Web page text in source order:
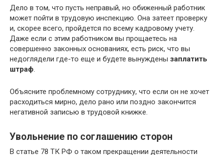
Дело в том, что пусть неправый, но обиженный работник
может пойти в трудовую инспекцию. Она затеет проверку
и, скорее всего, пройдется по всему кадровому учету.
Даже если с этим работником вы прощаетесь на
совершенно законных основаниях, есть риск, что вы
недоглядели где-то еще и будете вынуждены заплатить
штраф.
Объясните проблемному сотруднику, что если он не хочет
расходиться мирно, дело рано или поздно закончится
негативной записью в трудовой книжке.
Увольнение по соглашению сторон
В статье 78 ТК РФ о таком прекращении деятельности